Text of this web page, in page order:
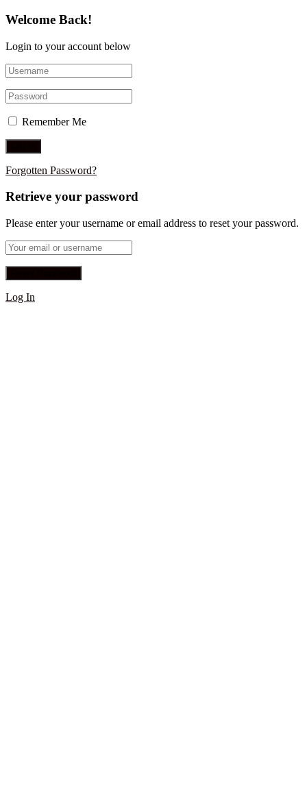
Welcome Back!
Login to your account below
Remember Me
Forgotten Password?
Retrieve your password
Please enter your username or email address to reset your password.
Log In